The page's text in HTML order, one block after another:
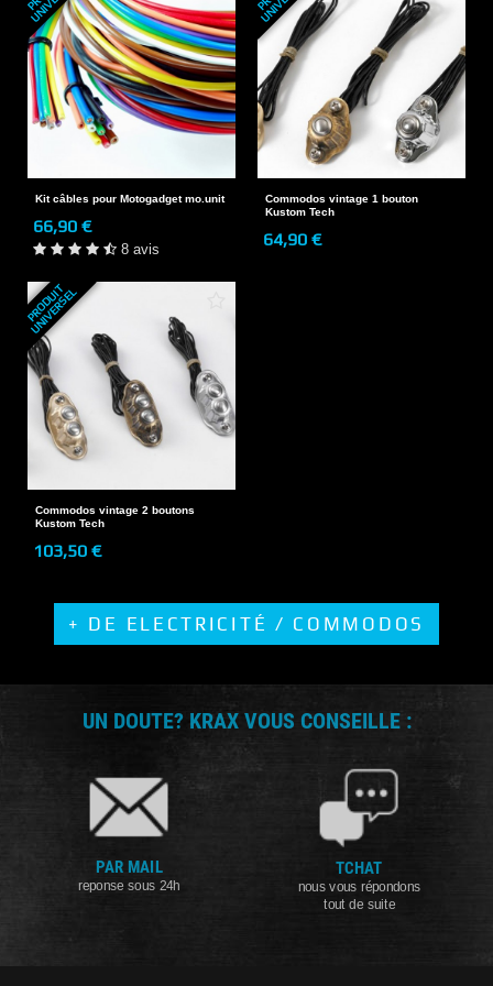
Kit câbles pour Motogadget mo.unit
66,90 €
8 avis
Commodos vintage 1 bouton
Kustom Tech
64,90 €
P
R
O
D
U
I
T
U
N
I
V
E
R
S
E
L
Commodos vintage 2 boutons
Kustom Tech
103,50 €
+ DE ELECTRICITÉ / COMMODOS
UN DOUTE? KRAX VOUS CONSEILLE :
PAR MAIL
reponse sous 24h
TCHAT
nous vous répondons
tout de suite